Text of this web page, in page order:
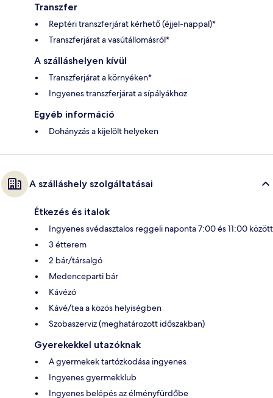
Transzfer
Reptéri transzferjárat kérhető (éjjel-nappal)*
Transzferjárat a vasútállomásról*
A szálláshelyen kívül
Transzferjárat a környéken*
Ingyenes transzferjárat a sípályákhoz
Egyéb információ
Dohányzás a kijelölt helyeken
A szálláshely szolgáltatásai
Étkezés és italok
Ingyenes svédasztalos reggeli naponta 7:00 és 11:00 között
3 étterem
2 bár/társalgó
Medenceparti bár
Kávézó
Kávé/tea a közös helyiségben
Szobaszerviz (meghatározott időszakban)
Gyerekekkel utazóknak
A gyermekek tartózkodása ingyenes
Ingyenes gyermekklub
Ingyenes belépés az élményfürdőbe